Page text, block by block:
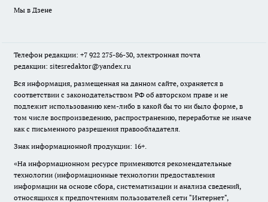
Мы в Дзене
Телефон редакции: +7 922 275-86-30, электронная почта
редакции: sitesredaktor@yandex.ru
Вся информация, размещенная на данном сайте, охраняется в
соответствии с законодательством РФ об авторском праве и не
подлежит использованию кем-либо в какой бы то ни было форме, в
том числе воспроизведению, распространению, переработке не иначе
как с письменного разрешения правообладателя.
Знак информационной продукции: 16+.
«На информационном ресурсе применяются рекомендательные
технологии (информационные технологии предоставления
информации на основе сбора, систематизации и анализа сведений,
относящихся к предпочтениям пользователей сети "Интернет",